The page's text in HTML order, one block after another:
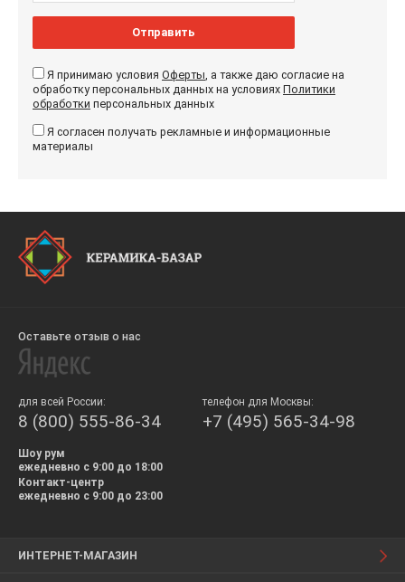
Отправить
Я принимаю условия Оферты, а также даю согласие на
обработку персональных данных на условиях Политики
обработки персональных данных
Я согласен получать рекламные и информационные
материалы
Оставьте отзыв о нас
для всей России:
8 (800) 555-86-34
телефон для Москвы:
+7 (495) 565-34-98
Шоу рум
ежедневно с 9:00 до 18:00
Контакт-центр
ежедневно с 9:00 до 23:00
ИНТЕРНЕТ-МАГАЗИН